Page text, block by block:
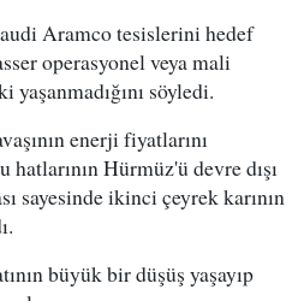
Aramco tesislerini hedef
operasyonel veya mali
yaşanmadığını söyledi.
enerji fiyatlarını
Hürmüz'ü devre dışı
sayesinde ikinci çeyrek karının
büyük bir düşüş yaşayıp